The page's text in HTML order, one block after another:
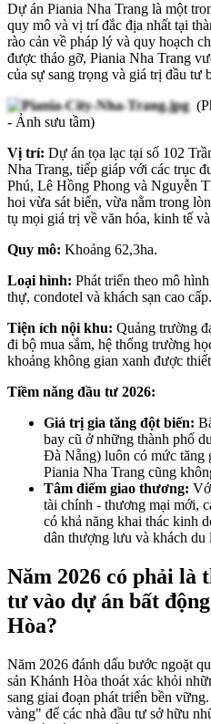
Dự án Piania Nha Trang là một
quy mô và vị trí đắc địa nhất tại
rào cản về pháp lý và quy hoạch
được tháo gỡ, Piania Nha Trang
của sự sang trọng và giá trị đầu tư
- Ảnh sưu tầm)
Vị trí: Dự án tọa lạc tại số 102
Nha Trang, tiếp giáp với các trục
Phú, Lê Hồng Phong và Nguyễn
hoi vừa sát biển, vừa nằm trong
tụ mọi giá trị về văn hóa, kinh tế
Quy mô: Khoảng 62,3ha.
Loại hình: Phát triển theo mô
thự, condotel và khách sạn cao cấp.
Tiện ích nội khu: Quảng trường
đi bộ mua sắm, hệ thống trường
khoảng không gian xanh được
Tiềm năng đầu tư 2026:
Giá trị gia tăng đột biến:
bay cũ ở những thành phố
Đà Nẵng) luôn có mức tăng
Piania Nha Trang cũng
Tâm điểm giao thương:
tài chính - thương mại mới,
có khả năng khai thác kinh
dân thượng lưu và khách du
Năm 2026 có phải là
tư vào dự án bất
Hòa?
Năm 2026 đánh dấu bước ngoặt
sản Khánh Hòa thoát xác khỏi
sang giai đoạn phát triển bền
vàng" để các nhà đầu tư sở hữu